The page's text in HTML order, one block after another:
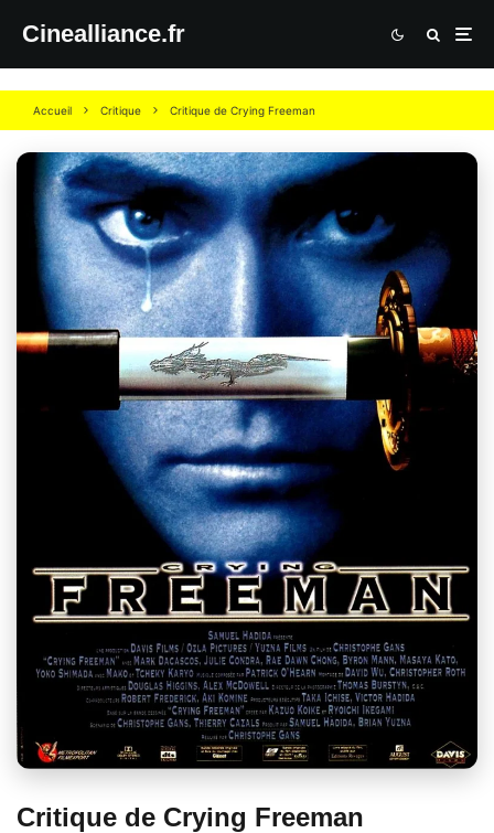
Cinealliance.fr
Accueil Critique Critique de Crying Freeman
Critique de Crying Freeman